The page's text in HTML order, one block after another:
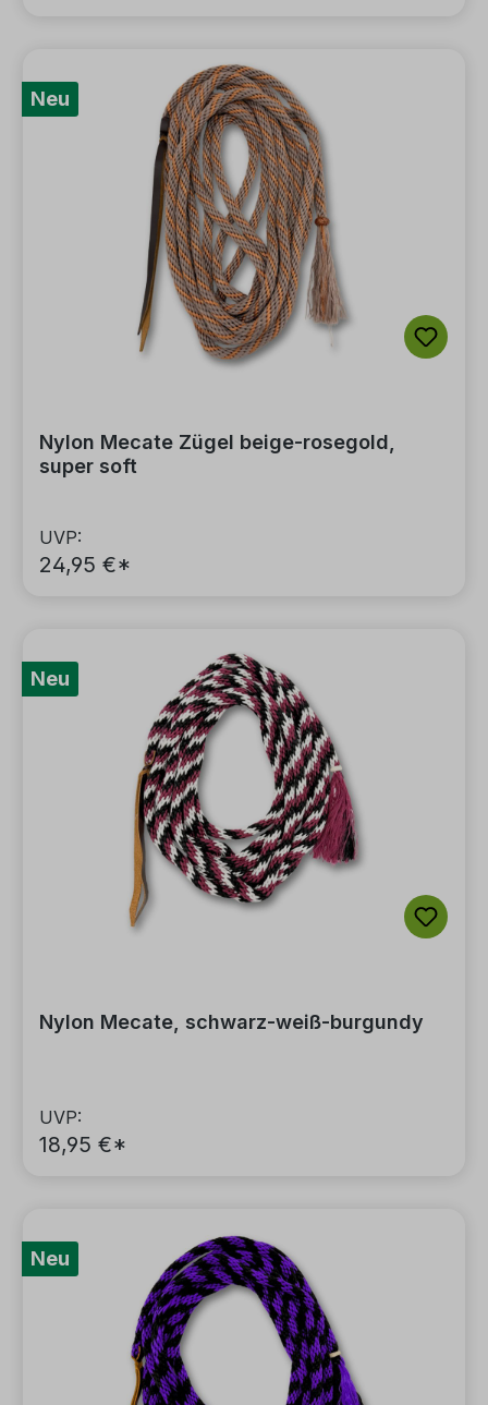
Neu
Nylon Mecate Zügel beige-rosegold,
super soft
UVP:
24,95 €*
Neu
Nylon Mecate, schwarz-weiß-burgundy
UVP:
18,95 €*
Neu